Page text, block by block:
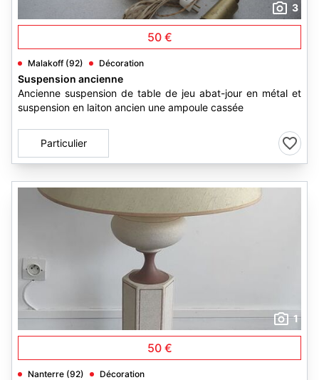
3
50 €
Malakoff (92) Décoration
Suspension ancienne
Ancienne suspension de table de jeu abat-jour en métal et
suspension en laiton ancien une ampoule cassée
Particulier
1
50 €
Nanterre (92) Décoration